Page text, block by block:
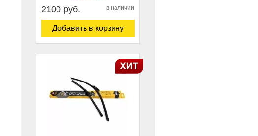
2100 руб. в наличии
Добавить в корзину